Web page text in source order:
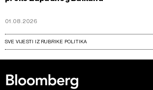
01.08.2026
SVE VIJESTI IZ RUBRIKE POLITIKA